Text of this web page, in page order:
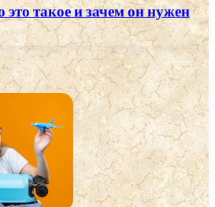
такое и зачем он нужен